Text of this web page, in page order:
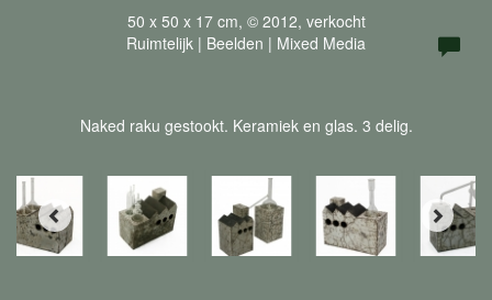
50 x 50 x 17 cm, © 2012, verkocht
Ruimtelijk | Beelden | Mixed Media
Naked raku gestookt. Keramiek en glas. 3 delig.